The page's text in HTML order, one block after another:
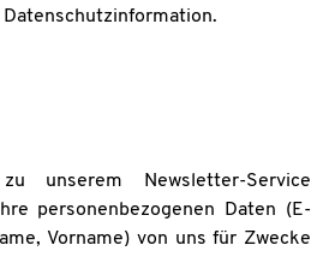
unserem Newsletter-Service
personenbezogenen Daten (E-
Vorname) von uns für Zwecke